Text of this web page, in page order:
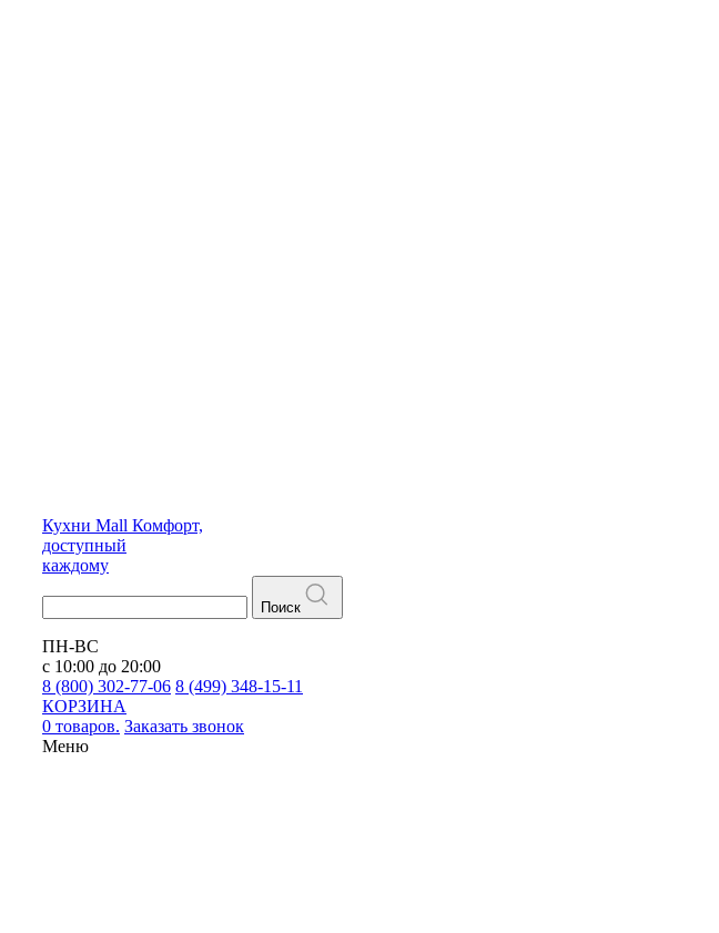
Кухни Mall Комфорт,
доступный
каждому
Поиск
ПН-ВС
с 10:00 до 20:00
8 (800) 302-77-06 8 (499) 348-15-11
КОРЗИНА
0 товаров. Заказать звонок
Меню